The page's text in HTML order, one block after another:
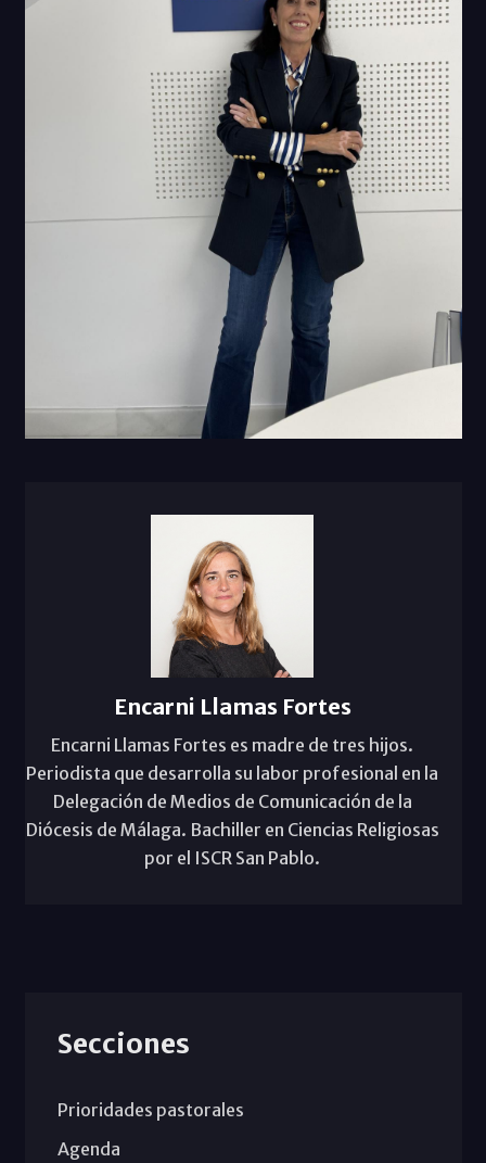
Encarni Llamas Fortes
Encarni Llamas Fortes es madre de tres hijos.
Periodista que desarrolla su labor profesional en la
Delegación de Medios de Comunicación de la
Diócesis de Málaga. Bachiller en Ciencias Religiosas
por el ISCR San Pablo.
Secciones
Prioridades pastorales
Agenda